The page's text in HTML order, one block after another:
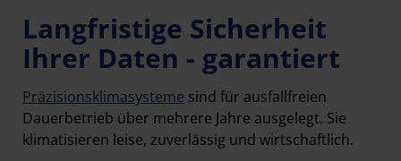
Langfristige Sicherheit
Ihrer Daten - garantiert
Präzisionsklimasysteme sind für ausfallfreien
Dauerbetrieb über mehrere Jahre ausgelegt. Sie
klimatisieren leise, zuverlässig und wirtschaftlich.